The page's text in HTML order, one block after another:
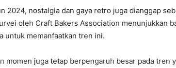
2024, nostalgia dan gaya retro juga dianggap
oleh Craft Bakers Association menunjukkan
untuk memanfaatkan tren ini.
momen juga tetap berpengaruh besar pada tren